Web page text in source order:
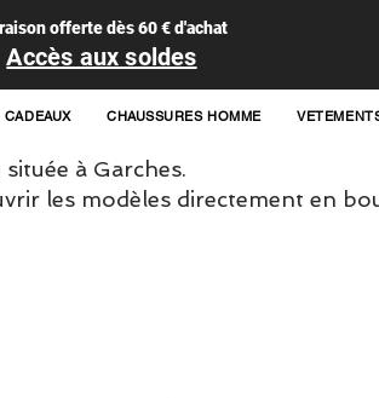
offerte dès 60 € d'achat
Accès aux soldes
CHAUSSURES HOMME
à Garches.
les modèles directement en